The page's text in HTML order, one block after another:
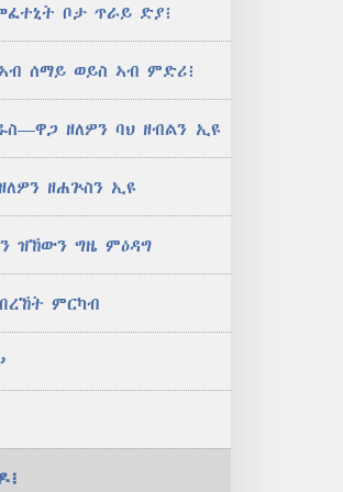
መጽናዕቲ
1
ጥቅምቲ
2000
ቦታ ጥራይ ድያ፧
ሰማይ ወይስ ኣብ ምድሪ፧
ዘለዎን ባህ ዘብልን ኢዩ
ዘሐጕስን ኢዩ
ዝኸውን ግዜ ምዕዳግ
ምርካብ